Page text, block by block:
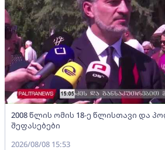
2008 წლის ომის 18-ე წლისთავი და
შეფასებები
2026/08/08 15:53